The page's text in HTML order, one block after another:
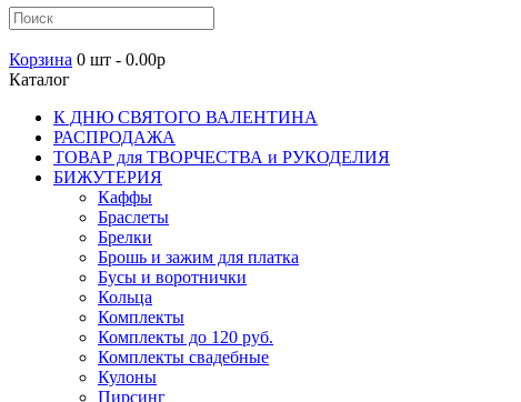
Корзина 0 шт - 0.00р
Каталог
К ДНЮ СВЯТОГО ВАЛЕНТИНА
РАСПРОДАЖА
ТОВАР для ТВОРЧЕСТВА и РУКОДЕЛИЯ
БИЖУТЕРИЯ
Каффы
Браслеты
Брелки
Брошь и зажим для платка
Бусы и воротнички
Кольца
Комплекты
Комплекты до 120 руб.
Комплекты свадебные
Кулоны
Пирсинг